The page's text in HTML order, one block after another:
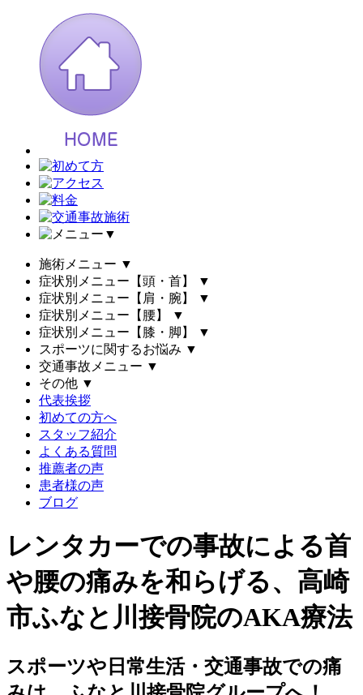
▼
施術メニュー ▼
症状別メニュー【頭・首】
▼
症状別メニュー【肩・腕】
▼
症状別メニュー【腰】
▼
症状別メニュー【膝・脚】
▼
スポーツに関するお悩み ▼
交通事故メニュー ▼
その他 ▼
代表挨拶
初めての方へ
スタッフ紹介
よくある質問
推薦者の声
患者様の声
ブログ
レンタカーでの事故による首
や腰の痛みを和らげる、高崎
市ふなと川接骨院のAKA療法
スポーツや日常生活・交通事故での痛